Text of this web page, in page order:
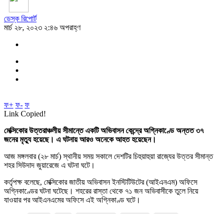
ডেস্ক রিপোর্ট
মার্চ ২৮, ২০২৩ ২:৪৬ অপরাহ্ণ
ফ+ ফ- ফ
Link Copied!
মেক্সিকোর উত্তরাঞ্চলীয় সীমান্তে একটি অভিবাসন কেন্দ্রে অগ্নিকাণ্ডে অন্তত ৩৭
জনের মৃত্যু হয়েছে। এ ঘটনায় আরও অনেকে আহত হয়েছেন।
আজ মঙ্গলবার (২৮ মার্চ) স্থানীয় সময় সকালে দেশটির চিহুয়াহুয়া রাজ্যের উত্তর সীমান্ত
শহর সিউদাদ জুয়ারেজে এ ঘটনা ঘটে।
কর্তৃপক্ষ বলেছে, মেক্সিকোর জাতীয় অভিবাসন ইনস্টিটিউটের (আইএনএম) অফিসে
অগ্নিকাণ্ডের ঘটনা ঘটেছে। শহরের রাস্তা থেকে ৭১ জন অভিবাসীকে তুলে নিয়ে
যাওয়ার পর আইএনএমের অফিসে এই অগ্নিকাণ্ড ঘটে।